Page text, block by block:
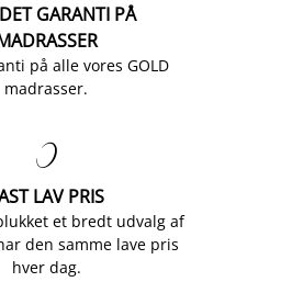
GARANTI PÅ
på alle vores GOLD
madrasser.

LAV PRIS
et bredt udvalg af
den samme lave pris
hver dag.